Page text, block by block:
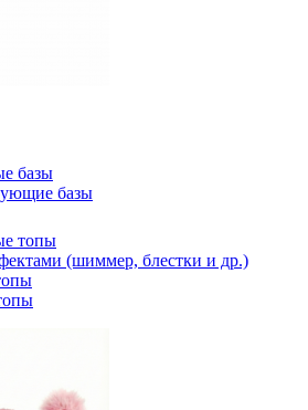
базы
базы
топы
(шиммер, блестки и др.)